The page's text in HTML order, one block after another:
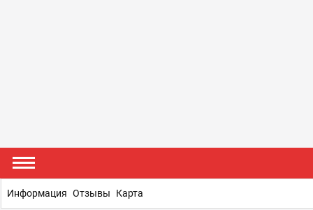
Информация Отзывы Карта